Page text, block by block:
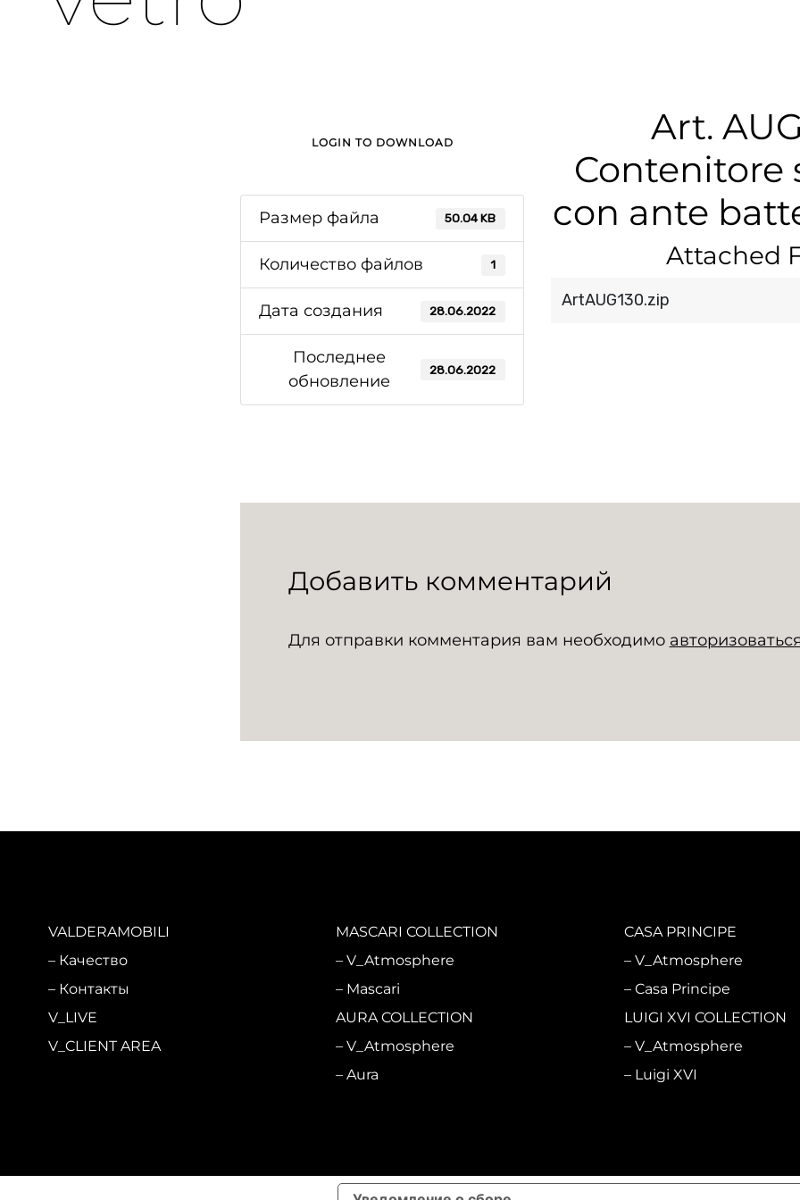
LOGIN TO DOWNLOAD
Размер файла 50.04 KB
Количество файлов 1
Дата создания 28.06.2022
Последнее
обновление
28.06.2022
Art.
Contenitore
con ante
Attached
ArtAUG130.zip
Добавить комментарий
Для отправки комментария вам необходимо
VALDERAMOBILI
Качество
Контакты
V_LIVE
V_CLIENT AREA
MASCARI COLLECTION
V_Atmosphere
Mascari
AURA COLLECTION
V_Atmosphere
Aura
CASA PRINCIPE
V_Atmosphere
Casa Principe
LUIGI XVI COLLECTION
V_Atmosphere
Luigi XVI